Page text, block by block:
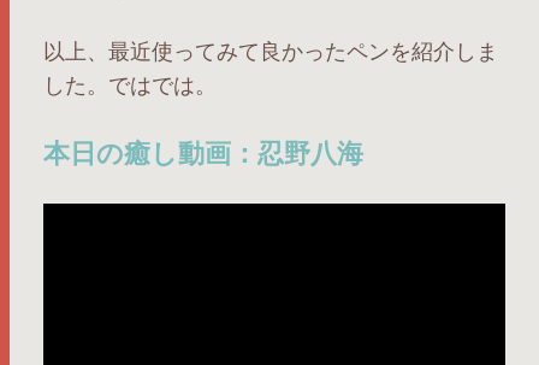
以上、最近使ってみて良かったペンを紹介しま
した。ではでは。
本日の癒し動画：忍野八海